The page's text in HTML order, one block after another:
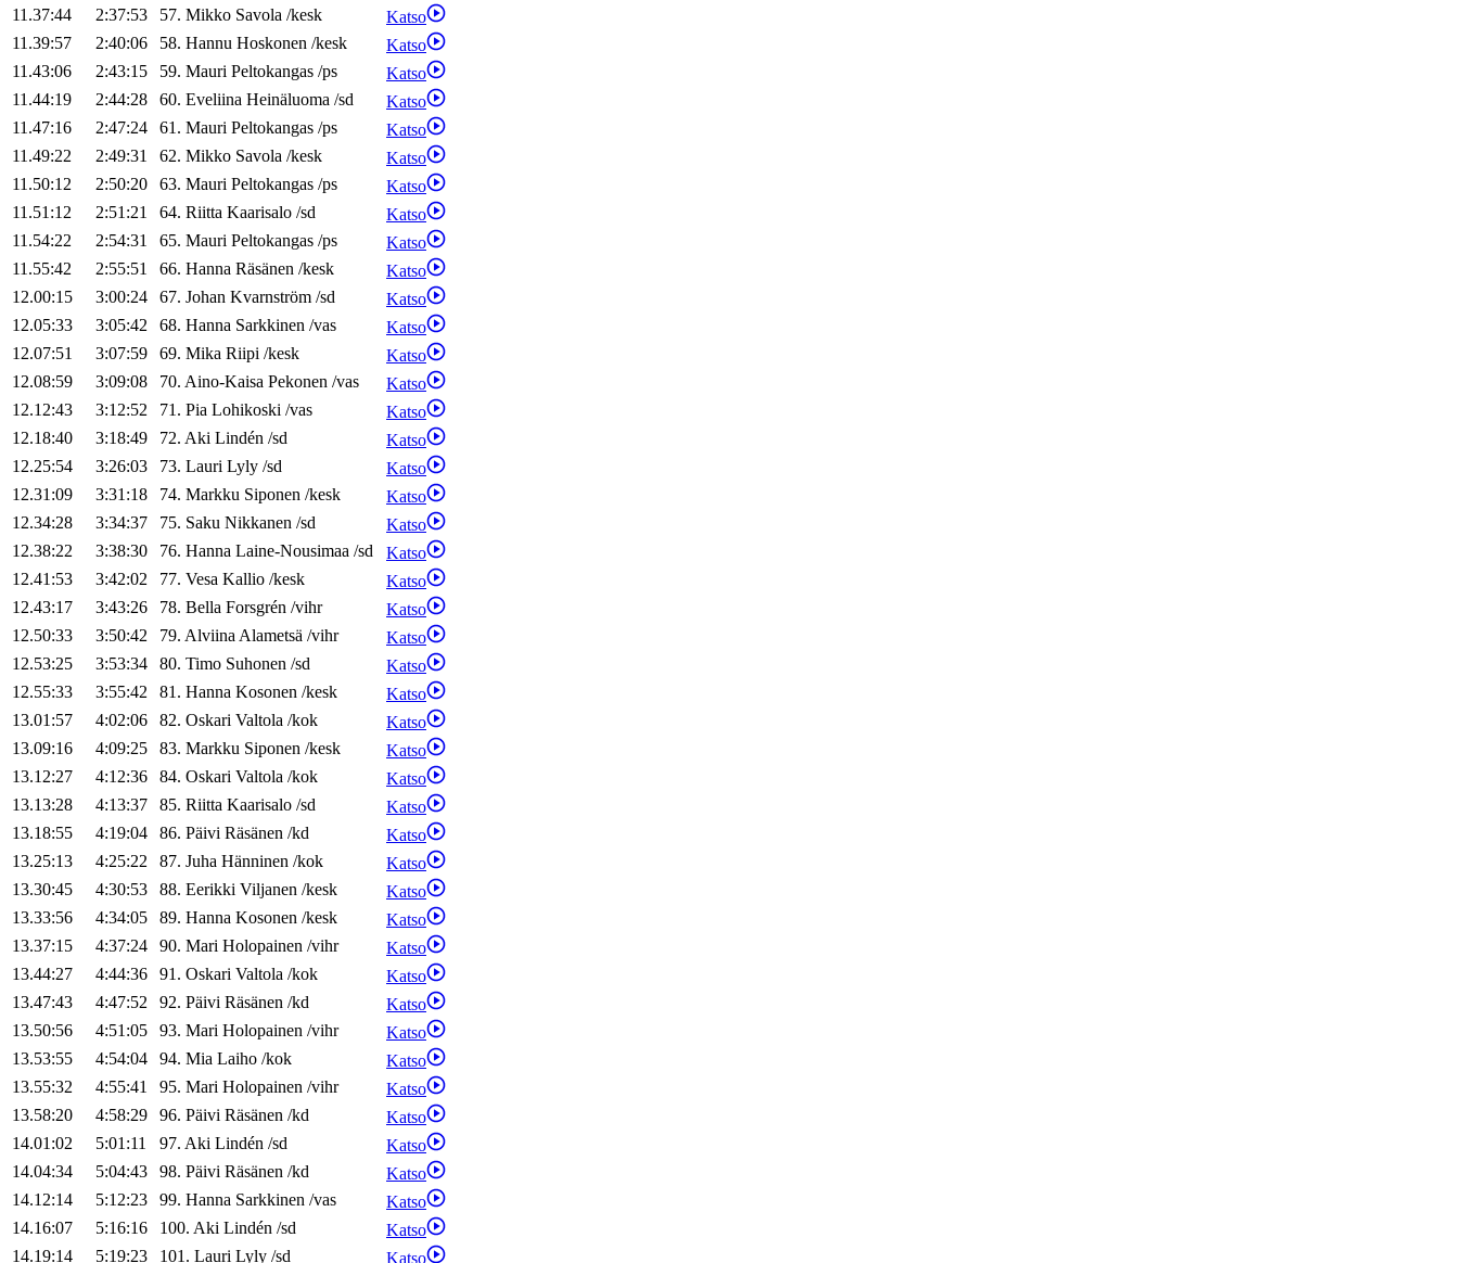
11.37:44
2:37:53 57. Mikko Savola /kesk
Katso
11.39:57
2:40:06 58. Hannu Hoskonen /kesk
Katso
11.43:06
2:43:15 59. Mauri Peltokangas /ps
Katso
11.44:19
2:44:28 60. Eveliina Heinäluoma /sd
Katso
11.47:16
2:47:24 61. Mauri Peltokangas /ps
Katso
11.49:22
2:49:31 62. Mikko Savola /kesk
Katso
11.50:12
2:50:20 63. Mauri Peltokangas /ps
Katso
11.51:12
2:51:21 64. Riitta Kaarisalo /sd
Katso
11.54:22
2:54:31 65. Mauri Peltokangas /ps
Katso
11.55:42
2:55:51 66. Hanna Räsänen /kesk
Katso
12.00:15
3:00:24 67. Johan Kvarnström /sd
Katso
12.05:33
3:05:42 68. Hanna Sarkkinen /vas
Katso
12.07:51
3:07:59 69. Mika Riipi /kesk
Katso
12.08:59
3:09:08 70. Aino-Kaisa Pekonen /vas
Katso
12.12:43
3:12:52 71. Pia Lohikoski /vas
Katso
12.18:40
3:18:49 72. Aki Lindén /sd
Katso
12.25:54
3:26:03 73. Lauri Lyly /sd
Katso
12.31:09
3:31:18 74. Markku Siponen /kesk
Katso
12.34:28
3:34:37 75. Saku Nikkanen /sd
Katso
12.38:22
3:38:30 76. Hanna Laine-Nousimaa /sd
Katso
12.41:53
3:42:02 77. Vesa Kallio /kesk
Katso
12.43:17
3:43:26 78. Bella Forsgrén /vihr
Katso
12.50:33
3:50:42 79. AlviinaAlametsä /vihr
Katso
12.53:25
3:53:34 80. Timo Suhonen /sd
Katso
12.55:33
3:55:42 81. Hanna Kosonen /kesk
Katso
13.01:57
4:02:06 82. Oskari Valtola /kok
Katso
13.09:16
4:09:25 83. Markku Siponen /kesk
Katso
13.12:27
4:12:36 84. Oskari Valtola /kok
Katso
13.13:28
4:13:37 85. Riitta Kaarisalo /sd
Katso
13.18:55
4:19:04 86. Päivi Räsänen /kd
Katso
13.25:13
4:25:22 87. Juha Hänninen /kok
Katso
13.30:45
4:30:53 88. Eerikki Viljanen /kesk
Katso
13.33:56
4:34:05 89. Hanna Kosonen /kesk
Katso
13.37:15
4:37:24 90. Mari Holopainen /vihr
Katso
13.44:27
4:44:36 91. Oskari Valtola /kok
Katso
13.47:43
4:47:52 92. Päivi Räsänen /kd
Katso
13.50:56
4:51:05 93. Mari Holopainen /vihr
Katso
13.53:55
4:54:04 94. Mia Laiho /kok
Katso
13.55:32
4:55:41 95. Mari Holopainen /vihr
Katso
13.58:20
4:58:29 96. Päivi Räsänen /kd
Katso
14.01:02
5:01:11 97. Aki Lindén /sd
Katso
14.04:34
5:04:43 98. Päivi Räsänen /kd
Katso
14.12:14
5:12:23 99. Hanna Sarkkinen /vas
Katso
14.16:07
5:16:16 100. Aki Lindén /sd
Katso
14.19:14
5:19:23 101. Lauri Lyly /sd Katso